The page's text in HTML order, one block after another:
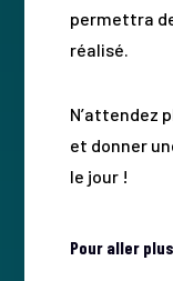
permettra
réalisé.
N’attendez
et donner
le jour !
Pour aller